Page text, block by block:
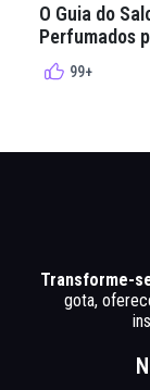
O Guia do
Perfumados
99+
Transforme-
gota,